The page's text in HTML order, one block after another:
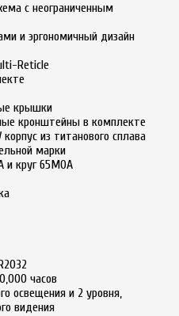
с неограниченным
и эргономичный дизайн
Reticle
крышки
кронштейны в комплекте
из титанового сплава
марки
и круг 65MOA
часов
освещения и 2 уровня,
видения